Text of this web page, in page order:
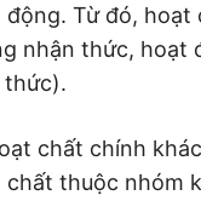
Từ đó, hoạt
nhận thức, hoạt
thức).
chất chính
chất thuộc nhóm